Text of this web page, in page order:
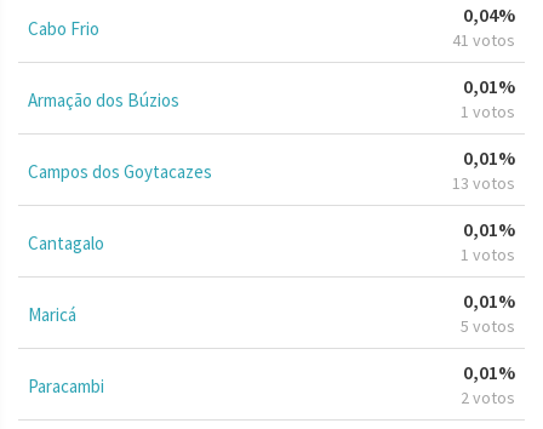
Cabo Frio
0,04%
41 votos
Armação dos Búzios
0,01%
1 votos
Campos dos Goytacazes
0,01%
13 votos
Cantagalo
0,01%
1 votos
Maricá
0,01%
5 votos
Paracambi
0,01%
2 votos